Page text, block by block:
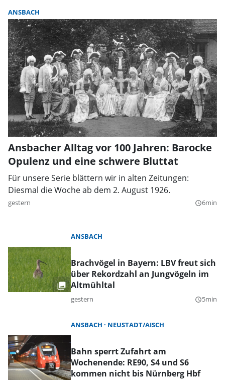
ANSBACH
Ansbacher Alltag vor 100 Jahren: Barocke
Opulenz und eine schwere Bluttat
Für unsere Serie blättern wir in alten Zeitungen:
Diesmal die Woche ab dem 2. August 1926.
gestern query_builder6min
ANSBACH
Brachvögel in Bayern: LBV freut sich
über Rekordzahl an Jungvögeln im
Altmühltal
gestern query_builder5min
ANSBACH NEUSTADT/AISCH
Bahn sperrt Zufahrt am
Wochenende: RE90, S4 und S6
kommen nicht bis Nürnberg Hbf